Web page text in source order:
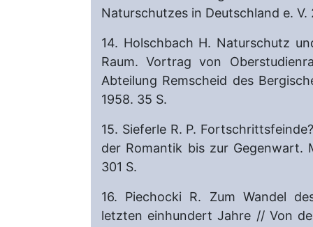
Naturschutzes in Deutschland e. V.
14. Holschbach H. Naturschutz
Raum. Vortrag von
Abteilung Remscheid des
1958. 35 S.
15. Sieferle R. P.
der Romantik bis zur Gegenwart.
301 S.
16. Piechocki R. Zum Wandel
letzten einhundert Jahre // Von